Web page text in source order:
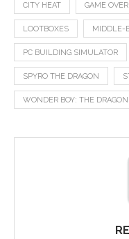
CITY HEAT GAME
LOOTBOXES MIDDLE-
PC BUILDING SIMULATOR
SPYRO THE DRAGON
WONDER BOY: THE